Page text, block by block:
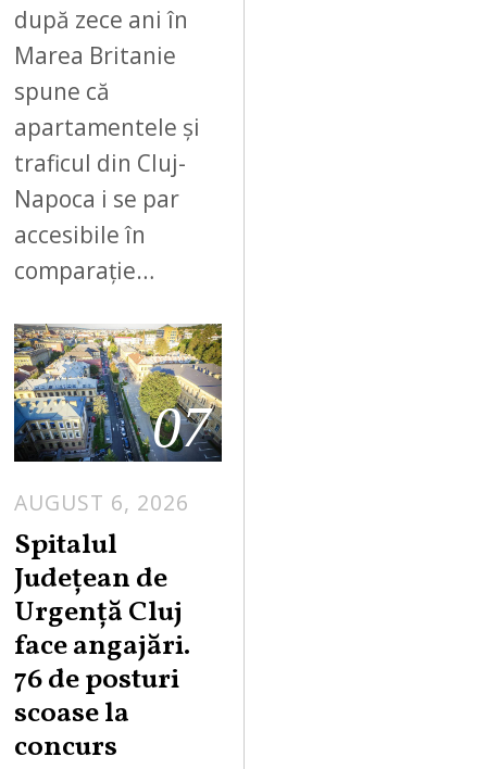
după zece ani în
Marea Britanie
spune că
apartamentele și
traficul din Cluj-
Napoca i se par
accesibile în
comparație…
07
AUGUST 6, 2026
Spitalul
Județean de
Urgență Cluj
face angajări.
76 de posturi
scoase la
concurs